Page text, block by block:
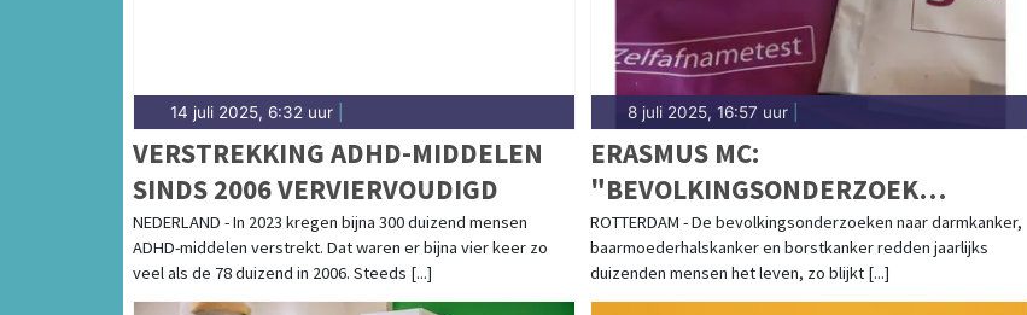
14 juli 2025, 6:32 uur
VERSTREKKING ADHD-MIDDELEN
SINDS 2006 VERVIERVOUDIGD
NEDERLAND - In 2023 kregen bijna 300 duizend mensen
ADHD-middelen verstrekt. Dat waren er bijna vier keer zo
veel als de 78 duizend in 2006. Steeds [...]
8 juli 2025, 16:57 uur|
ERASMUS MC:
"BEVOLKINGSONDERZOEK
EFFECTIEF"
ROTTERDAM - De bevolkingsonderzoeken naar darmkanker,
baarmoederhalskanker en borstkanker redden jaarlijks
duizenden mensen het leven, zo blijkt [...]